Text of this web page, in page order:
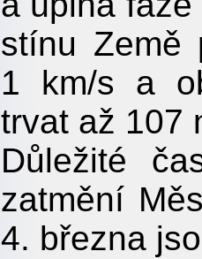
stínu Země
1 km/s a
trvat až 107
Důležité
zatmění
4. března